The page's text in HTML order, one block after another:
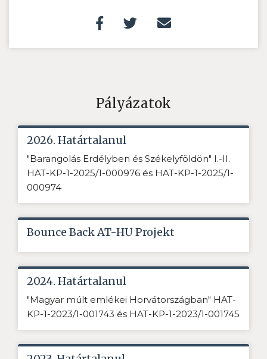
Pályázatok
2026. Határtalanul
"Barangolás Erdélyben és Székelyföldön" I.-II.
HAT-KP-1-2025/1-000976 és HAT-KP-1-2025/1-
000974
Bounce Back AT-HU Projekt
2024. Határtalanul
"Magyar múlt emlékei Horvátországban" HAT-
KP-1-2023/1-001743 és HAT-KP-1-2023/1-001745